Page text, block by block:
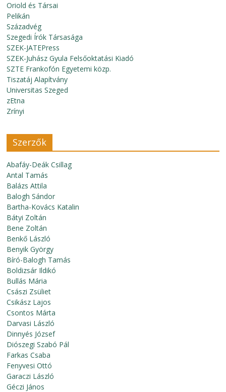
Oriold és Társai
Pelikán
Századvég
Szegedi Írók Társasága
SZEK-JATEPress
SZEK-Juhász Gyula Felsőoktatási Kiadó
SZTE Frankofón Egyetemi közp.
Tiszatáj Alapítvány
Universitas Szeged
zEtna
Zrínyi
Szerzők
Abafáy-Deák Csillag
Antal Tamás
Balázs Attila
Balogh Sándor
Bartha-Kovács Katalin
Bátyi Zoltán
Bene Zoltán
Benkő László
Benyik György
Bíró-Balogh Tamás
Boldizsár Ildikó
Bullás Mária
Császi Zsüliet
Csikász Lajos
Csontos Márta
Darvasi László
Dinnyés József
Diószegi Szabó Pál
Farkas Csaba
Fenyvesi Ottó
Garaczi László
Géczi János